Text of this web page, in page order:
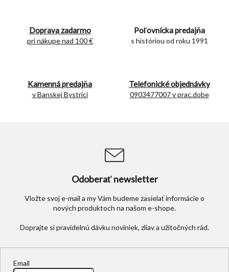
Doprava zadarmo
pri nákupe nad 100 €
Poľovnícka predajňa
s históriou od roku 1991
Kamenná predajňa
v Banskej Bystrici
Telefonické objednávky
0903477007 v prac.dobe
Odoberať newsletter
Vložte svoj e-mail a my Vám budeme zasielať informácie o
nových produktoch na našom e-shope.
Email